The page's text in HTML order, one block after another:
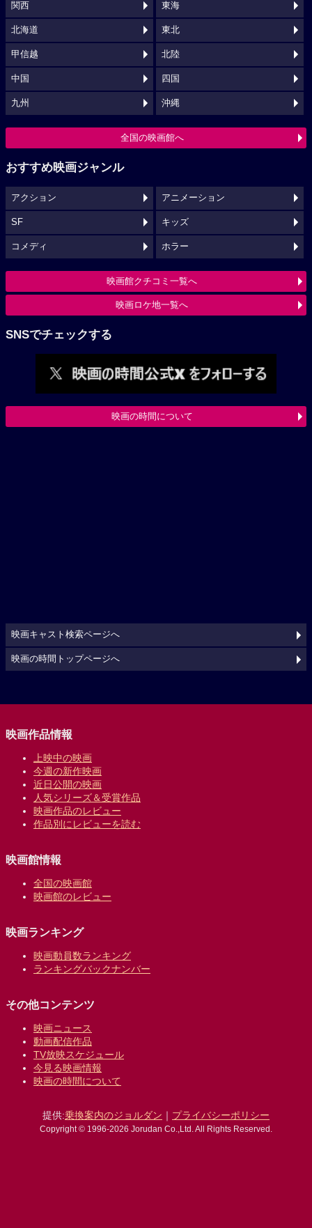
関西 東海
北海道 東北
甲信越 北陸
中国 四国
九州 沖縄
全国の映画館へ
おすすめ映画ジャンル
アクション アニメーション
SF キッズ
コメディ ホラー
映画館クチコミ一覧へ
映画ロケ地一覧へ
SNSでチェックする
映画の時間について
映画キャスト検索ページへ
映画の時間トップページへ
映画作品情報
上映中の映画
今週の新作映画
近日公開の映画
人気シリーズ＆受賞作品
映画作品のレビュー
作品別にレビューを読む
映画館情報
全国の映画館
映画館のレビュー
映画ランキング
映画動員数ランキング
ランキングバックナンバー
その他コンテンツ
映画ニュース
動画配信作品
TV放映スケジュール
今見る映画情報
映画の時間について
提供:乗換案内のジョルダン ｜ プライバシーポリシー
Copyright © 1996-2026 Jorudan Co.,Ltd. All Rights Reserved.